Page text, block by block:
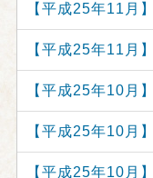
【平成25年11
【平成25年11
【平成25年10
【平成25年10月
【平成25年10